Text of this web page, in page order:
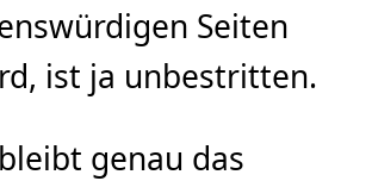
Seiten
ist ja unbestritten.
genau das